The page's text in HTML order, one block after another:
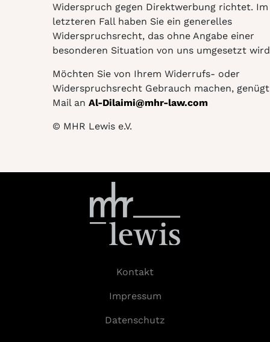
Widerspruch gegen Direktwerbung richtet. Im
letzteren Fall haben Sie ein generelles
Widerspruchsrecht, das ohne Angabe einer
besonderen Situation von uns umgesetzt
Möchten Sie von Ihrem Widerrufs- oder
Widerspruchsrecht Gebrauch machen,
Mail an Al-Dilaimi@mhr-law.com
© MHR Lewis e.V.
Kontakt
Impressum
Datenschutz